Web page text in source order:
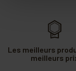
Les meilleurs
meilleurs